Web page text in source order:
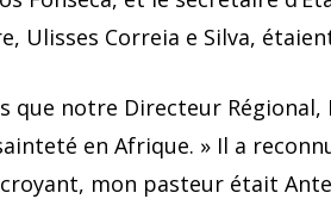
Ulisses Correia e Silva,
notre Directeur Régional,
en Afrique. » Il a
mon pasteur était